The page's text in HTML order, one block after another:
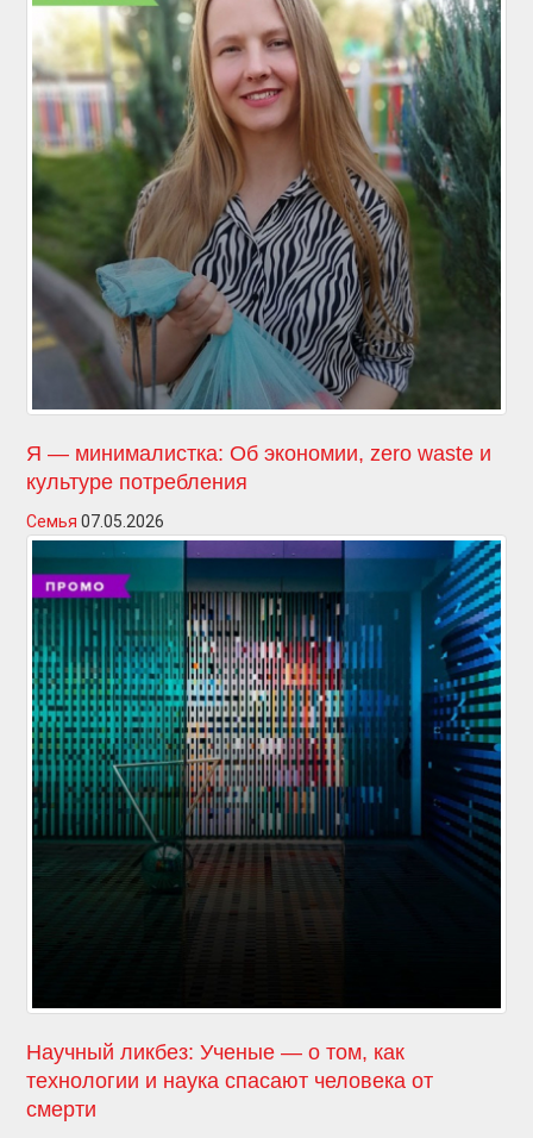
Я — минималистка: Об экономии, zero waste и
культуре потребления
Семья 07.05.2026
Научный ликбез: Ученые — о том, как
технологии и наука спасают человека от
смерти